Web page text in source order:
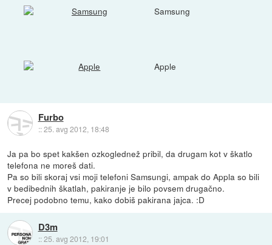
Samsung
Apple
Furbo
::25. avg 2012, 18:48
Ja pa bo spet kakšen ozkoglednež pribil, da drugam kot v škatlo
telefona ne moreš dati.
Pa so bili skoraj vsi moji telefoni Samsungi, ampak do Appla so bili
v bedibednih škatlah, pakiranje je bilo povsem drugačno.
Precej podobno temu, kako dobiš pakirana jajca. :D
D3m
::25. avg 2012, 19:01